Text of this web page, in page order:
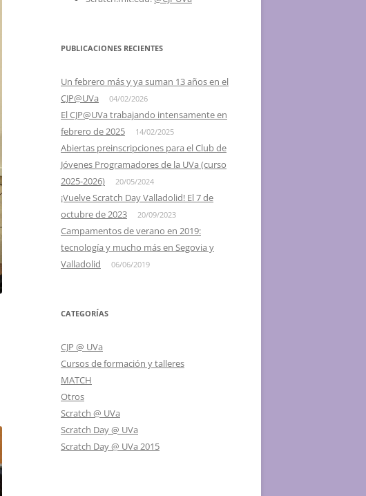
VALLADOLID, EL 24 DE MAYO
2013 – II SCRATCH DAY
VALLADOLID, EL 18 DE MAYO
VALLADOLID, 26 DE MAYO
2012 – I SCRATCH DAY SEGOVIA Y
PALENCIA
PUBLICACIONES RECIENTES
Un febrero más y ya suman 13 años en el
CJP@UVa
04/02/2026
El CJP@UVa trabajando intensamente en
febrero de 2025
14/02/2025
Abiertas preinscripciones para el Club de
Jóvenes Programadores de la UVa (curso
2025-2026)
20/05/2024
¡Vuelve Scratch Day Valladolid! El 7 de
octubre de 2023
20/09/2023
Campamentos de verano en 2019:
tecnología y mucho más en Segovia y
Valladolid
06/06/2019
CATEGORÍAS
CJP @ UVa
Cursos de formación y talleres
MATCH
Otros
Scratch @ UVa
Scratch Day @ UVa
Scratch Day @ UVa 2015